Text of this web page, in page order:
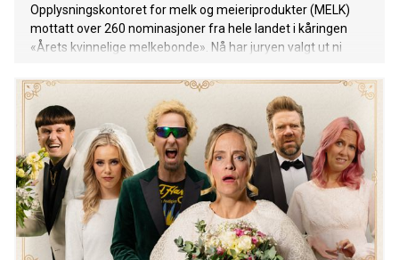
Opplysningskontoret for melk og meieriprodukter (MELK)
mottatt over 260 nominasjoner fra hele landet i kåringen
«Årets kvinnelige melkebonde». Nå har juryen valgt ut ni